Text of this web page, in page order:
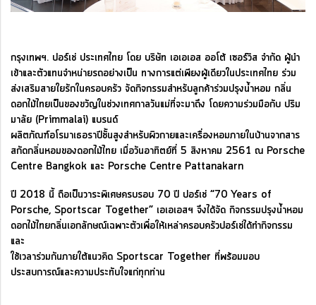
กรุงเทพฯ. ปอร์เช่ ประเทศไทย โดย บริษัท เอเอเอส ออโต้ เซอร์วิส จำกัด ผู้นำ
เข้าและตัวแทนจำหน่ายรถอย่างเป็น ทางการแต่เพียงผู้เดียวในประเทศไทย ร่วม
ส่งเสริมสายใยรักในครอบครัว จัดกิจกรรมสำหรับลูกค้าร่วมปรุงน้ำหอม กลิ่น
ดอกไม้ไทยเป็นของขวัญในช่วงเทศกาลวันแม่ที่จะมาถึง โดยความร่วมมือกับ ปริม
มาลัย (Primmalai) แบรนด์
ผลิตภัณฑ์อโรมาเธอราปีชั้นสูงสำหรับผิวกายและเครื่องหอมภายในบ้านจากสาร
สกัดกลิ่นหอมของดอกไม้ไทย เมื่อวันอาทิตย์ที่ 5 สิงหาคม 2561 ณ Porsche
Centre Bangkok และ Porsche Centre Pattanakarn
ปี 2018 นี้ ถือเป็นวาระพิเศษครบรอบ 70 ปี ปอร์เช่ “70 Years of
Porsche, Sportscar Together” เอเอเอสฯ จึงได้จัด กิจกรรมปรุงน้ำหอม
ดอกไม้ไทยกลิ่นเอกลักษณ์เฉพาะตัวเพื่อให้เหล่าครอบครัวปอร์เช่ได้ทำกิจกรรม
และ
ใช้เวลาร่วมกันภายใต้แนวคิด Sportscar Together ที่พร้อมมอบ
ประสบการณ์และความประทับใจแก่ทุกท่าน